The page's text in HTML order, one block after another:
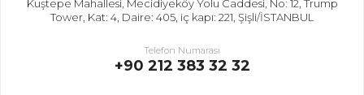
Kuştepe Mahallesi, Mecidiyeköy Yolu Caddesi, No: 12, Trump
Tower, Kat: 4, Daire: 405, iç kapı: 221, Şişli/İSTANBUL
Telefon Numarası
+90 212 383 32 32